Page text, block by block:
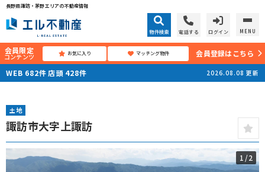
長野県諏訪・茅野エリアの不動産情報
物件検索 電話する ログイン MENU
会員限定
コンテンツ お気に入り マッチング物件
会員登録はこちら
WEB 682件 店頭 428件 2026.08.08 更新
土地
諏訪市大字上諏訪
1 /2